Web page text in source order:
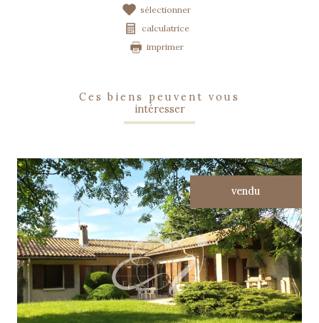
sélectionner
calculatrice
imprimer
ces biens peuvent vous
intéresser
vendu
voir le bien